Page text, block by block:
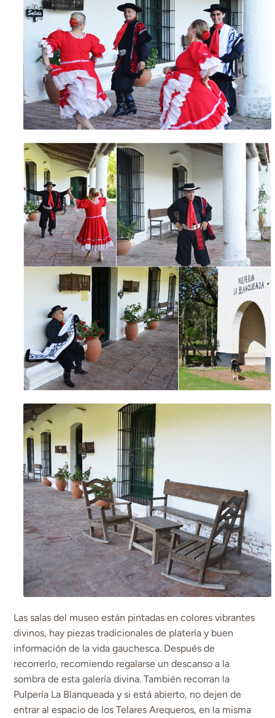
Las salas del museo están pintadas en colores vibrantes
divinos, hay piezas tradicionales de platería y buen
información de la vida gauchesca. Después de
recorrerlo, recomiendo regalarse un descanso a la
sombra de esta galería divina. También recorran la
Pulpería La Blanqueada y si está abierto, no dejen de
entrar al espacio de los Telares Arequeros, en la misma